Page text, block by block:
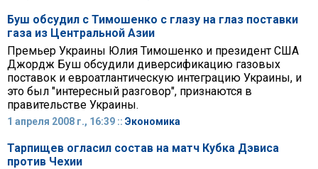
Буш обсудил с Тимошенко с глазу на глаз поставки
газа из Центральной Азии
Премьер Украины Юлия Тимошенко и президент США
Джордж Буш обсудили диверсификацию газовых
поставок и евроатлантическую интеграцию Украины, и
это был "интересный разговор", признаются в
правительстве Украины.
1 апреля 2008 г., 16:39 :: Экономика
Тарпищев огласил состав на матч Кубка Дэвиса
против Чехии